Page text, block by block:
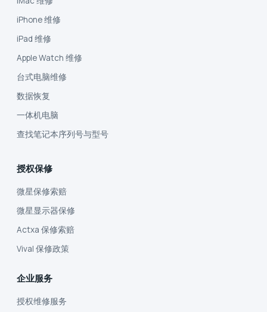
iPhone 维修
iPad 维修
Apple Watch 维修
台式电脑维修
数据恢复
一体机电脑
查找笔记本序列号与型号
授权保修
微星保修索赔
微星显示器保修
Actxa 保修索赔
Vival 保修政策
企业服务
授权维修服务